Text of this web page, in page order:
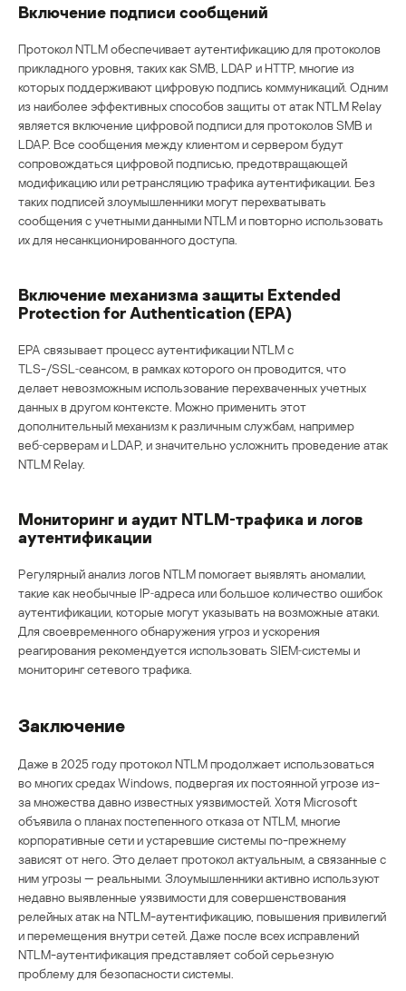
Включение подписи сообщений
Протокол NTLM обеспечивает аутентификацию для протоколов
прикладного уровня, таких как SMB, LDAP и HTTP, многие из
которых поддерживают цифровую подпись коммуникаций. Одним
из наиболее эффективных способов защиты от атак NTLM Relay
является включение цифровой подписи для протоколов SMB и
LDAP. Все сообщения между клиентом и сервером будут
сопровождаться цифровой подписью, предотвращающей
модификацию или ретрансляцию трафика аутентификации. Без
таких подписей злоумышленники могут перехватывать
сообщения с учетными данными NTLM и повторно использовать
их для несанкционированного доступа.
Включение механизма защиты Extended
Protection for Authentication (EPA)
EPA связывает процесс аутентификации NTLM с
TLS-/SSL‑сеансом, в рамках которого он проводится, что
делает невозможным использование перехваченных учетных
данных в другом контексте. Можно применить этот
дополнительный механизм к различным службам, например
веб‑серверам и LDAP, и значительно усложнить проведение атак
NTLM Relay.
Мониторинг и аудит NTLM‑трафика и логов
аутентификации
Регулярный анализ логов NTLM помогает выявлять аномалии,
такие как необычные IP‑адреса или большое количество ошибок
аутентификации, которые могут указывать на возможные атаки.
Для своевременного обнаружения угроз и ускорения
реагирования рекомендуется использовать SIEM‑системы и
мониторинг сетевого трафика.
Заключение
Даже в 2025 году протокол NTLM продолжает использоваться
во многих средах Windows, подвергая их постоянной угрозе из-
за множества давно известных уязвимостей. Хотя Microsoft
объявила о планах постепенного отказа от NTLM, многие
корпоративные сети и устаревшие системы по-прежнему
зависят от него. Это делает протокол актуальным, а связанные с
ним угрозы — реальными. Злоумышленники активно используют
недавно выявленные уязвимости для совершенствования
релейных атак на NTLM-аутентификацию, повышения привилегий
и перемещения внутри сетей. Даже после всех исправлений
NTLM-аутентификация представляет собой серьезную
проблему для безопасности системы.